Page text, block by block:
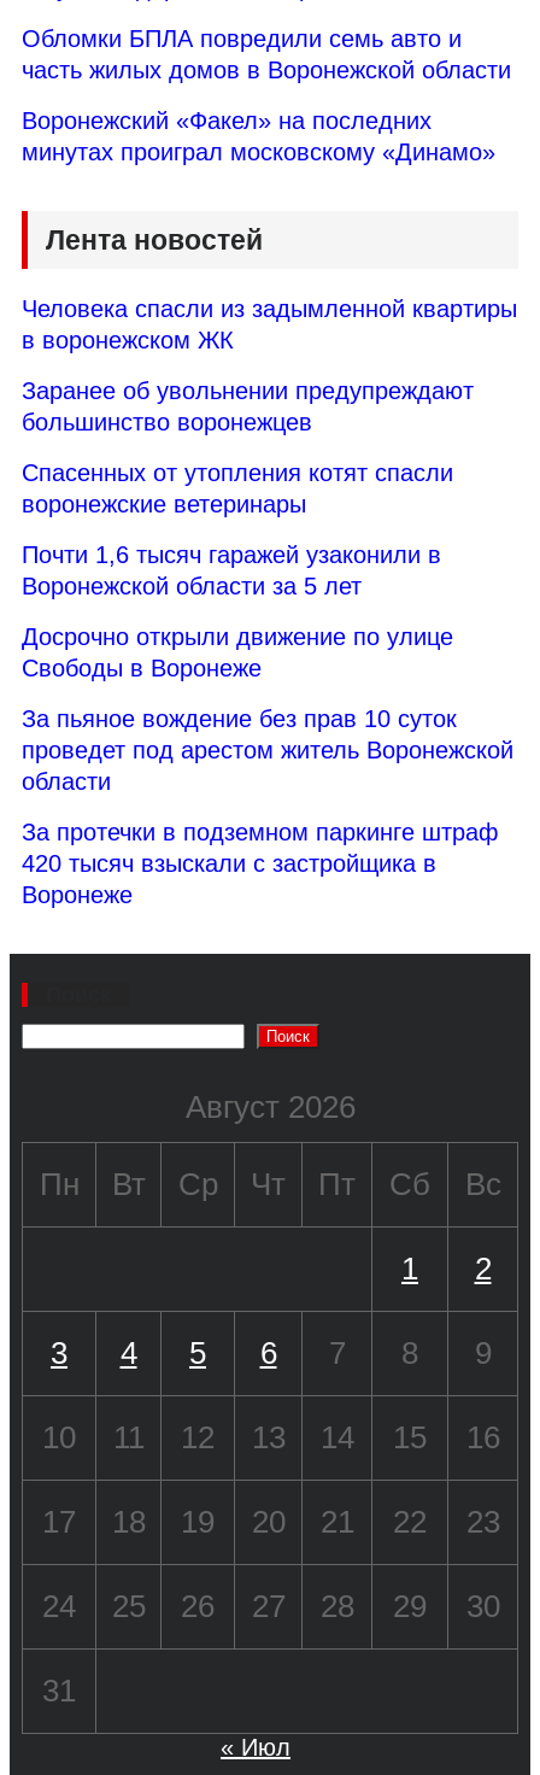
Обломки БПЛА повредили семь авто и
часть жилых домов в Воронежской области
Воронежский «Факел» на последних
минутах проиграл московскому «Динамо»
Лента новостей
Человека спасли из задымленной квартиры
в воронежском ЖК
Заранее об увольнении предупреждают
большинство воронежцев
Спасенных от утопления котят спасли
воронежские ветеринары
Почти 1,6 тысяч гаражей узаконили в
Воронежской области за 5 лет
Досрочно открыли движение по улице
Свободы в Воронеже
За пьяное вождение без прав 10 суток
проведет под арестом житель Воронежской
области
За протечки в подземном паркинге штраф
420 тысяч взыскали с застройщика в
Воронеже
Поиск
Август 2026
Пн Вт Ср Чт Пт Сб Вс
1 2
3 4 5 6 7 8 9
10 11 12 13 14 15 16
17 18 19 20 21 22 23
24 25 26 27 28 29 30
31
« Июл